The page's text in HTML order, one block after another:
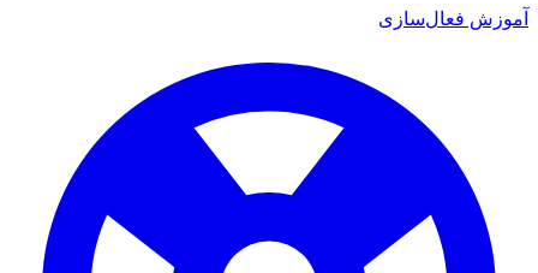
آموزش فعال‌سازی